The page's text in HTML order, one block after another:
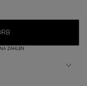
ZAHLEN